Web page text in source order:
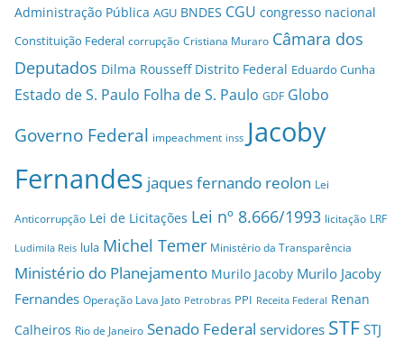
Administração Pública AGU BNDES CGU congresso nacional
Constituição Federal corrupção Cristiana Muraro Câmara dos
Deputados Dilma Rousseff Distrito Federal Eduardo Cunha
Estado de S. Paulo Folha de S. Paulo GDF Globo
Governo Federal impeachment inss Jacoby
Fernandes jaques fernando reolon Lei
Anticorrupção Lei de Licitações Lei nº 8.666/1993 licitação LRF
Ludimila Reis lula Michel Temer Ministério da Transparência
Ministério do Planejamento Murilo Jacoby Murilo Jacoby
Fernandes Operação Lava Jato Petrobras PPI Receita Federal Renan
Calheiros Rio de Janeiro Senado Federal servidores STF STJ